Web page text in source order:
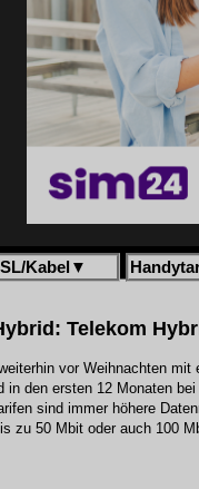
Kabel ▼
Telekom
vor Weihnachten mit
in den ersten 12 Monaten
sind immer höhere
zu 50 Mbit oder auch 100